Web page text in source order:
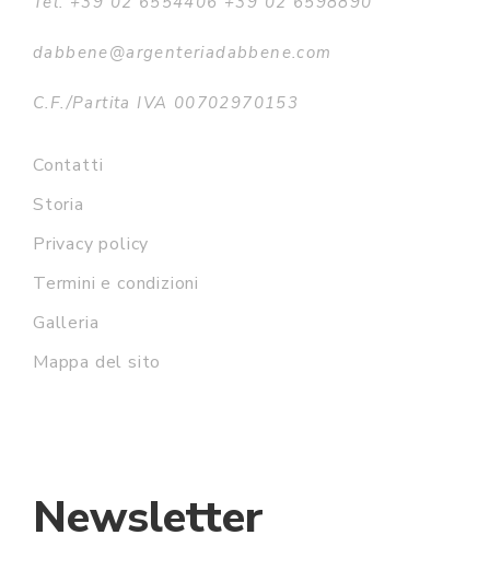
dabbene@argenteriadabbene.com
C.F./Partita IVA 00702970153
Contatti
Storia
Privacy policy
Termini e condizioni
Galleria
Mappa del sito
Newsletter